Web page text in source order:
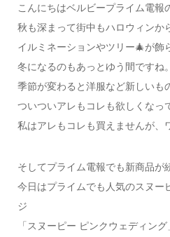
こんにちはベルビープライム電報
秋も深まって街中もハロウィンか
イルミネーションやツリー🎄が飾
冬になるのもあっとゆう間ですね。
季節が変わると洋服など新しいも
ついついアレもコレも欲しくなっ
私はアレもコレも買えませんが、
そしてプライム電報でも新商品が
今日はプライムでも人気のスヌー
ジ
「スヌーピー ピンクウェディン